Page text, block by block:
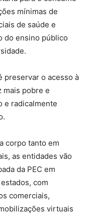
mínimas de
de saúde e
do ensino público
preservar o acesso à
mais pobre e
e radicalmente
corpo tanto em
as entidades vão
da PEC em
com
comerciais,
virtuais